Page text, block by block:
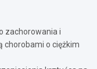
zachorowania i
chorobami o ciężkim